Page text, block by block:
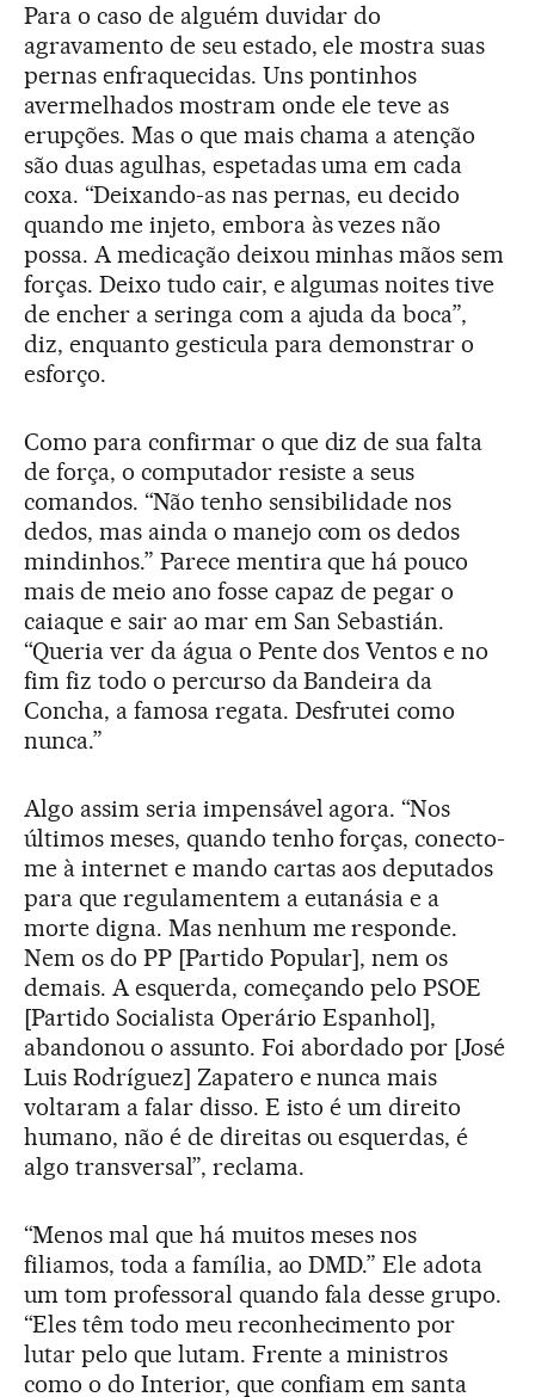
Para o caso de alguém duvidar do
agravamento de seu estado, ele mostra suas
pernas enfraquecidas. Uns pontinhos
avermelhados mostram onde ele teve as
erupções. Mas o que mais chama a atenção
são duas agulhas, espetadas uma em cada
coxa. “Deixando-as nas pernas, eu decido
quando me injeto, embora às vezes não
possa. A medicação deixou minhas mãos sem
forças. Deixo tudo cair, e algumas noites tive
de encher a seringa com a ajuda da boca”,
diz, enquanto gesticula para demonstrar o
esforço.
Como para confirmar o que diz de sua falta
de força, o computador resiste a seus
comandos. “Não tenho sensibilidade nos
dedos, mas ainda o manejo com os dedos
mindinhos.” Parece mentira que há pouco
mais de meio ano fosse capaz de pegar o
caiaque e sair ao mar em San Sebastián.
“Queria ver da água o Pente dos Ventos e no
fim fiz todo o percurso da Bandeira da
Concha, a famosa regata. Desfrutei como
nunca.”
Algo assim seria impensável agora. “Nos
últimos meses, quando tenho forças, conecto-
me à internet e mando cartas aos deputados
para que regulamentem a eutanásia e a
morte digna. Mas nenhum me responde.
Nem os do PP [Partido Popular], nem os
demais. A esquerda, começando pelo PSOE
[Partido Socialista Operário Espanhol],
abandonou o assunto. Foi abordado por [José
Luis Rodríguez] Zapatero e nunca mais
voltaram a falar disso. E isto é um direito
humano, não é de direitas ou esquerdas, é
algo transversal”, reclama.
“Menos mal que há muitos meses nos
filiamos, toda a família, ao DMD.” Ele adota
um tom professoral quando fala desse grupo.
“Eles têm todo meu reconhecimento por
lutar pelo que lutam. Frente a ministros
como o do Interior, que confiam em santa